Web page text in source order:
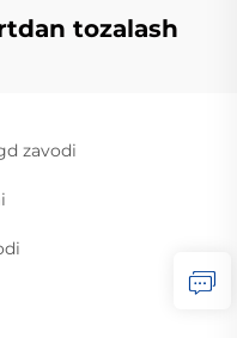
tozalash
zavodi